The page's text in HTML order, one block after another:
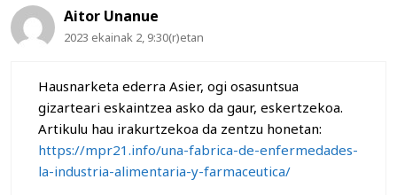
Aitor Unanue
2023 ekainak 2, 9:30(r)etan
Hausnarketa ederra Asier, ogi osasuntsua
gizarteari eskaintzea asko da gaur, eskertzekoa.
Artikulu hau irakurtzekoa da zentzu honetan:
https://mpr21.info/una-fabrica-de-enfermedades-
la-industria-alimentaria-y-farmaceutica/